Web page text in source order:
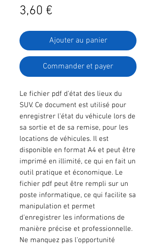
3,60 €
Ajouter au panier
Commander et payer
Le fichier pdf d'état des lieux du
SUV. Ce document est utilisé pour
enregistrer l'état du véhicule lors de
sa sortie et de sa remise, pour les
locations de véhicules. Il est
disponible en format A4 et peut être
imprimé en illimité, ce qui en fait un
outil pratique et économique. Le
fichier pdf peut être rempli sur un
poste informatique, ce qui facilite sa
manipulation et permet
d'enregistrer les informations de
manière précise et professionnelle.
Ne manquez pas l'opportunité